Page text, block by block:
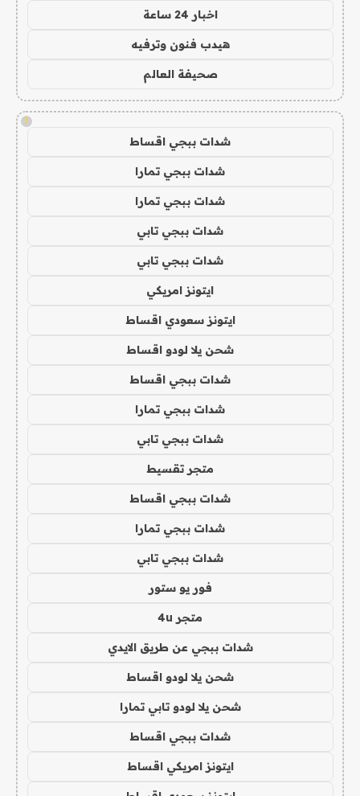
اخبار 24 ساعة
هيدب فنون وترفيه
صحيفة العالم
!
شدات ببجي اقساط
شدات ببجي تمارا
شدات ببجي تمارا
شدات ببجي تابي
شدات ببجي تابي
ايتونز امريكي
ايتونز سعودي اقساط
شحن يلا لودو اقساط
شدات ببجي اقساط
شدات ببجي تمارا
شدات ببجي تابي
متجر تقسيط
شدات ببجي اقساط
شدات ببجي تمارا
شدات ببجي تابي
فور يو ستور
متجر 4u
شدات ببجي عن طريق الايدي
شحن يلا لودو اقساط
شحن يلا لودو تابي تمارا
شدات ببجي اقساط
ايتونز امريكي اقساط